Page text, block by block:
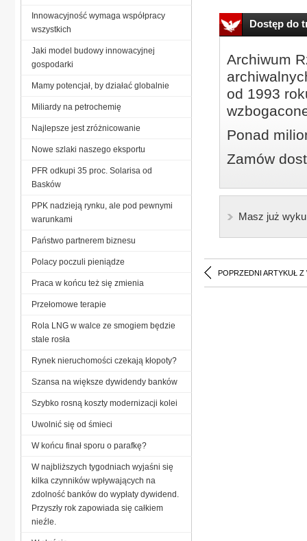
Dostęp do
Archiwum
od 1993
Ponad
Zamów
Masz już
POPRZEDNI ARTYKUŁ Z
Innowacyjność wymaga współpracy
wszystkich
Jaki model budowy innowacyjnej
gospodarki
Mamy potencjał, by działać globalnie
Miliardy na petrochemię
Najlepsze jest zróżnicowanie
Nowe szlaki naszego eksportu
PFR odkupi 35 proc. Solarisa od
Basków
PPK nadzieją rynku, ale pod pewnymi
warunkami
Państwo partnerem biznesu
Polacy poczuli pieniądze
Praca w końcu też się zmienia
Przełomowe terapie
Rola LNG w walce ze smogiem będzie
stale rosła
Rynek nieruchomości czekają kłopoty?
Szansa na większe dywidendy banków
Szybko rosną koszty modernizacji kolei
Uwolnić się od śmieci
W końcu finał sporu o parafkę?
W najbliższych tygodniach wyjaśni się
kilka czynników wpływających na
zdolność banków do wypłaty dywidend.
Przyszły rok zapowiada się całkiem
nieźle.